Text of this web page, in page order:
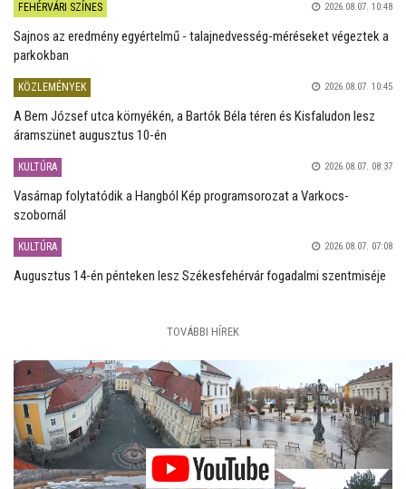
FEHÉRVÁRI SZÍNES 2026.08.07. 10:48
Sajnos az eredmény egyértelmű - talajnedvesség-méréseket végeztek a
parkokban
KÖZLEMÉNYEK 2026.08.07. 10:45
A Bem József utca környékén, a Bartók Béla téren és Kisfaludon lesz
áramszünet augusztus 10-én
KULTÚRA 2026.08.07. 08:37
Vasárnap folytatódik a Hangból Kép programsorozat a Varkocs-
szobornál
KULTÚRA 2026.08.07. 07:08
Augusztus 14-én pénteken lesz Székesfehérvár fogadalmi szentmiséje
TOVÁBBI HÍREK